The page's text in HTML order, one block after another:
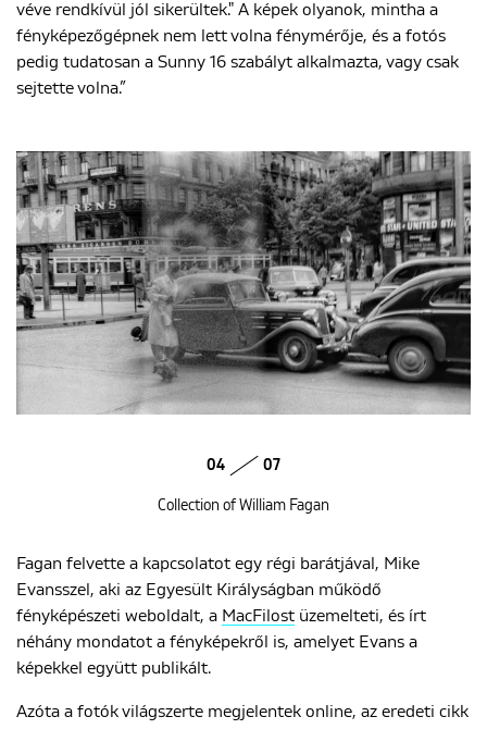
véve rendkívül jól sikerültek." A képek olyanok, mintha a
fényképezőgépnek nem lett volna fénymérője, és a fotós
pedig tudatosan a Sunny 16 szabályt alkalmazta, vagy csak
sejtette volna.”
04 07
Collection of William Fagan
Fagan felvette a kapcsolatot egy régi barátjával, Mike
Evansszel, aki az Egyesült Királyságban működő
fényképészeti weboldalt, a MacFilost üzemelteti, és írt
néhány mondatot a fényképekről is, amelyet Evans a
képekkel együtt publikált.
Azóta a fotók világszerte megjelentek online, az eredeti cikk